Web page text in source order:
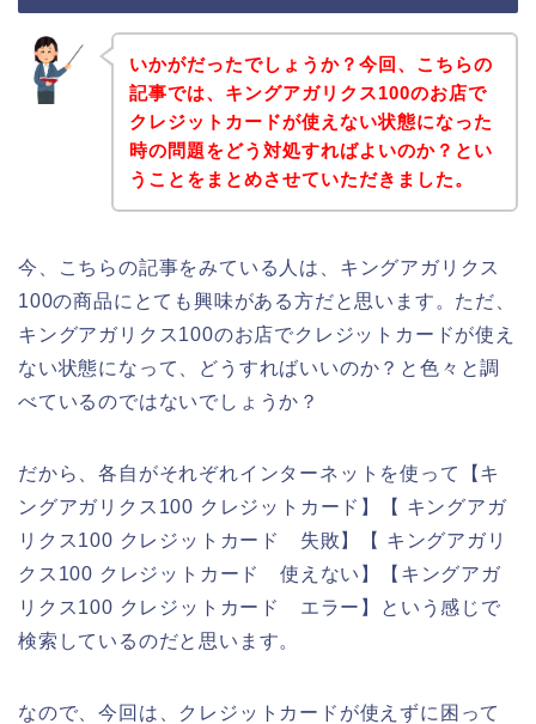
いかがだったでしょうか？今回、こちらの
記事では、キングアガリクス100のお店で
クレジットカードが使えない状態になった
時の問題をどう対処すればよいのか？とい
うことをまとめさせていただきました。
今、こちらの記事をみている人は、キングアガリクス
100の商品にとても興味がある方だと思います。ただ、
キングアガリクス100のお店でクレジットカードが使え
ない状態になって、どうすればいいのか？と色々と調
べているのではないでしょうか？
だから、各自がそれぞれインターネットを使って【キ
ングアガリクス100 クレジットカード】【 キングアガ
リクス100 クレジットカード 失敗】【 キングアガリ
クス100 クレジットカード 使えない】【キングアガ
リクス100 クレジットカード エラー】という感じで
検索しているのだと思います。
なので、今回は、クレジットカードが使えずに困って